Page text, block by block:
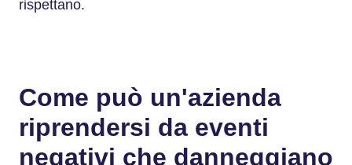
rispettano.
Come può un'azienda
riprendersi da eventi
negativi che danneggiano